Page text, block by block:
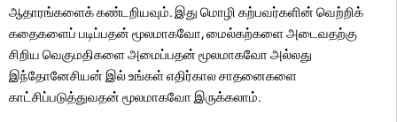
ஆதாரங்களைக் கண்டறியவும். இது மொழி கற்பவர்களின் வெற்றிக்
கதைகளைப் படிப்பதன் மூலமாகவோ, மைல்கற்களை அடைவதற்கு
சிறிய வெகுமதிகளை அமைப்பதன் மூலமாகவோ அல்லது
இந்தோனேசியன் இல் உங்கள் எதிர்கால சாதனைகளை
காட்சிப்படுத்துவதன் மூலமாகவோ இருக்கலாம்.